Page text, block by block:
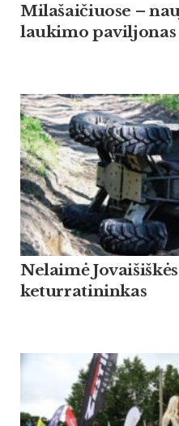
Milašaičiuose –
laukimo paviljonas
Nelaimė
keturratininkas